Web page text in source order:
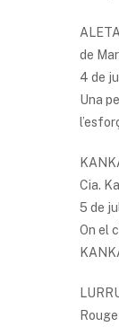
ALETA
de
4 de
Una
Cia.
5 de
On el